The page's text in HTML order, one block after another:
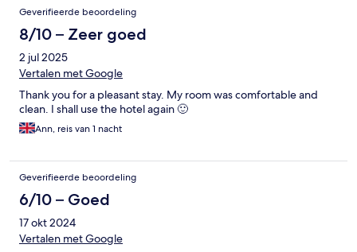
Geverifieerde beoordeling
8/10 – Zeer goed
2 jul 2025
Vertalen met Google
Thank you for a pleasant stay. My room was comfortable and
clean. I shall use the hotel again 🙂
Ann, reis van 1 nacht
Geverifieerde beoordeling
6/10 – Goed
17 okt 2024
Vertalen met Google